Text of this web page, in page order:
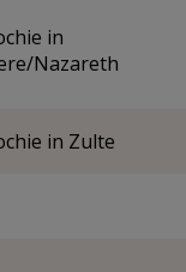
in
Nazareth
in Zulte